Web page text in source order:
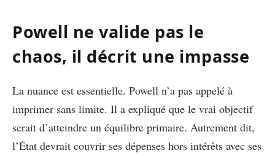
Powell ne valide pas le
chaos, il décrit une impasse
La nuance est essentielle. Powell n’a pas appelé à
imprimer sans limite. Il a expliqué que le vrai objectif
serait d’atteindre un équilibre primaire. Autrement dit,
l’État devrait couvrir ses dépenses hors intérêts avec ses